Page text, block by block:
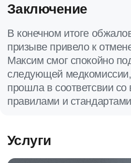
Заключение
В конечном итоге
призыве привело к
Максим смог спокойно
следующей медкомиссии,
прошла в соответсвии со
правилами и
Услуги